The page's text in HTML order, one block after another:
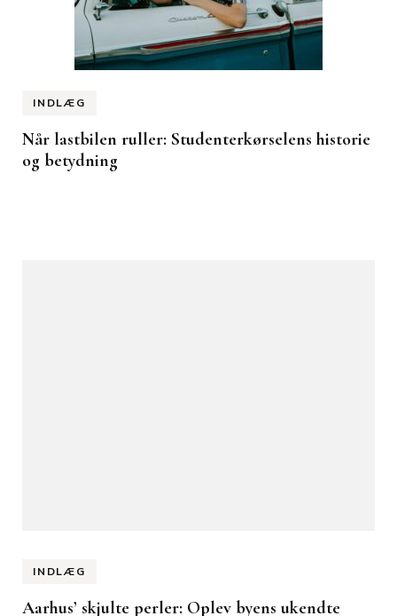
INDLÆG
Når lastbilen ruller: Studenterkørselens historie
og betydning
INDLÆG
Aarhus’ skjulte perler: Oplev byens ukendte